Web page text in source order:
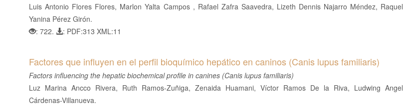
Luis Antonio Flores Flores, Marlon Yalta Campos , Rafael Zafra Saavedra, Lizeth Dennis Najarro Méndez, Raquel
Yanina Pérez Girón.
: 722.
: PDF:313 XML:11
Factores que influyen en el perfil bioquímico hepático en caninos (Canis lupus familiaris)
Factors influencing the hepatic biochemical profile in canines (Canis lupus familiaris)
Luz Marina Ancco Rivera, Ruth Ramos-Zuñiga, Zenaida Huamani, Víctor Ramos De la Riva, Ludwing Angel
Cárdenas-Villanueva.